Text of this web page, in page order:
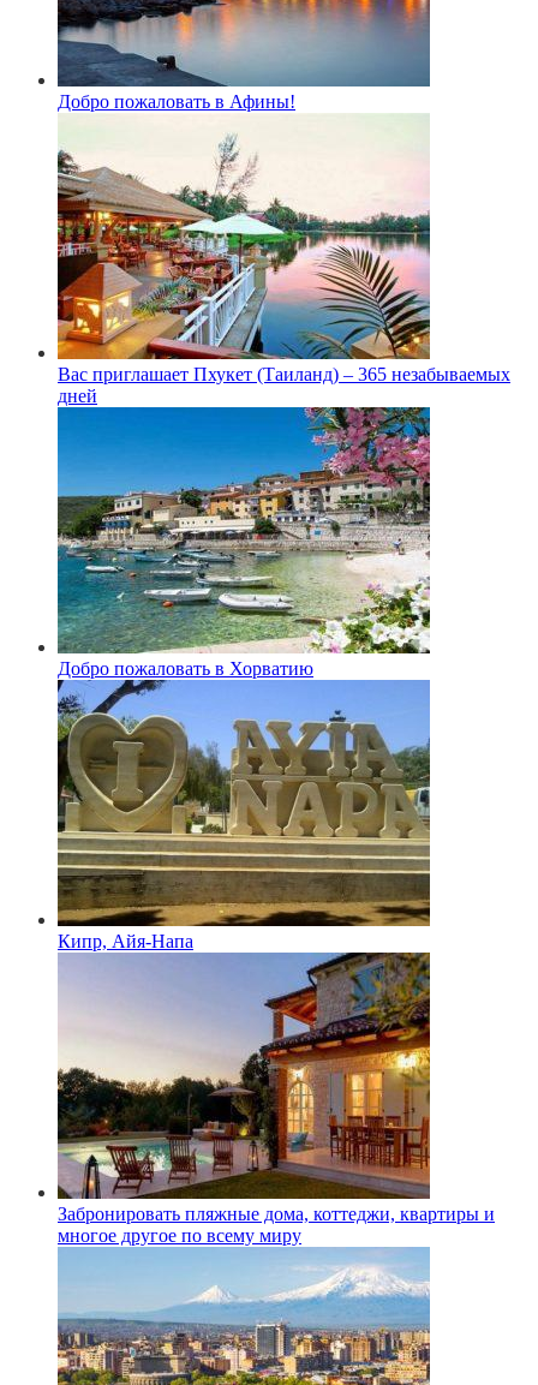
Добро пожаловать в Афины!
Вас приглашает Пхукет (Таиланд) – 365 незабываемых
дней
Добро пожаловать в Хорватию
Кипр, Айя-Напа
Забронировать пляжные дома, коттеджи, квартиры и
многое другое по всему миру